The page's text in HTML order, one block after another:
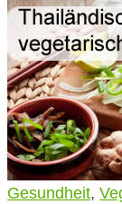
Gesundheit,